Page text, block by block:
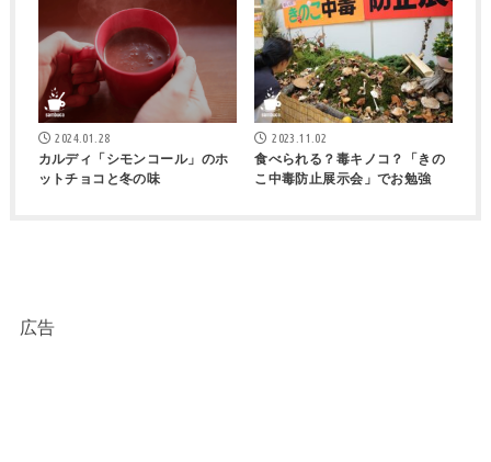
2024.01.28
カルディ「シモンコール」のホ
ットチョコと冬の味
2023.11.02
食べられる？毒キノコ？「きの
こ中毒防止展示会」でお勉強
広告